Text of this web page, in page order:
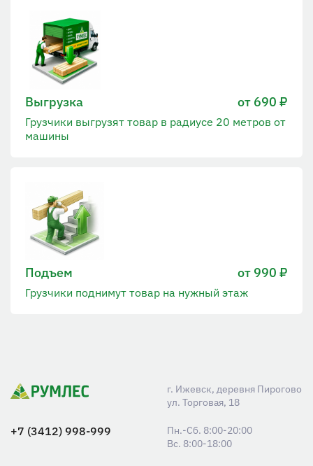
Выгрузка от 690 ₽
Грузчики выгрузят товар в радиусе 20 метров от
машины
Подъем от 990 ₽
Грузчики поднимут товар на нужный этаж
г. Ижевск, деревня Пирогово
ул. Торговая, 18
+7 (3412) 998-999
Пн.-Сб. 8:00-20:00
Вс. 8:00-18:00